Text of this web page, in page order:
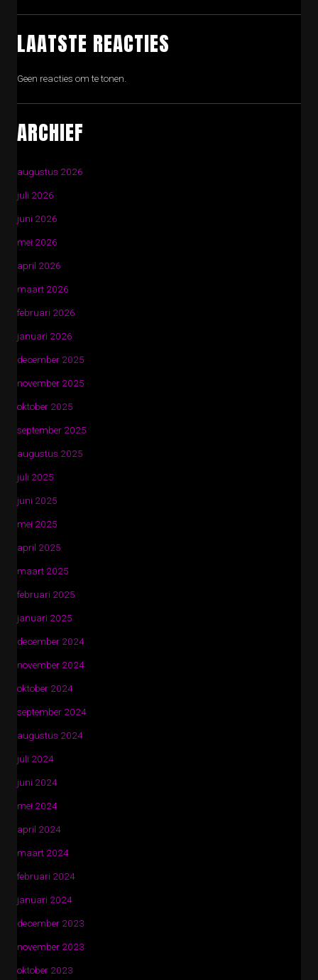
LAATSTE REACTIES
Geen reacties om te tonen.
ARCHIEF
augustus 2026
juli 2026
juni 2026
mei 2026
april 2026
maart 2026
februari 2026
januari 2026
december 2025
november 2025
oktober 2025
september 2025
augustus 2025
juli 2025
juni 2025
mei 2025
april 2025
maart 2025
februari 2025
januari 2025
december 2024
november 2024
oktober 2024
september 2024
augustus 2024
juli 2024
juni 2024
mei 2024
april 2024
maart 2024
februari 2024
januari 2024
december 2023
november 2023
oktober 2023